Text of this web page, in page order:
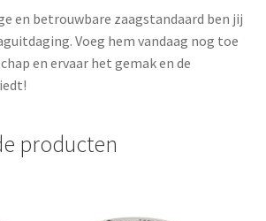
en betrouwbare zaagstandaard ben jij
Voeg hem vandaag nog toe
en ervaar het gemak en de
producten